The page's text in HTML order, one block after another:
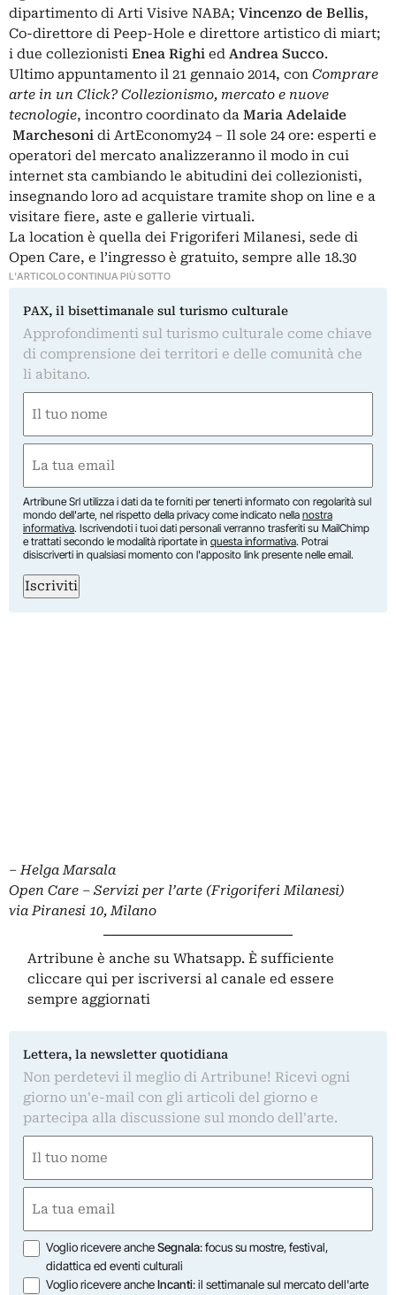
dipartimento di Arti Visive NABA; Vincenzo de Bellis,
Co-direttore di Peep-Hole e direttore artistico di miart;
i due collezionisti Enea Righi ed Andrea Succo.
Ultimo appuntamento il 21 gennaio 2014, con Comprare
arte in un Click? Collezionismo, mercato e nuove
tecnologie, incontro coordinato da Maria Adelaide
Marchesoni di ArtEconomy24 – Il sole 24 ore: esperti e
operatori del mercato analizzeranno il modo in cui
internet sta cambiando le abitudini dei collezionisti,
insegnando loro ad acquistare tramite shop on line e a
visitare fiere, aste e gallerie virtuali.
La location è quella dei Frigoriferi Milanesi, sede di
Open Care, e l’ingresso è gratuito, sempre alle 18.30
L'ARTICOLO CONTINUA PIÙ SOTTO
PAX, il bisettimanale sul turismo culturale
Approfondimenti sul turismo culturale come chiave
di comprensione dei territori e delle comunità che
li abitano.
(Obbligatorio)
(Obbligatorio)
Artribune Srl utilizza i dati da te forniti per tenerti informato con regolarità sul
mondo dell'arte, nel rispetto della privacy come indicato nella nostra
informativa. Iscrivendoti i tuoi dati personali verranno trasferiti su MailChimp
e trattati secondo le modalità riportate in questa informativa. Potrai
disiscriverti in qualsiasi momento con l'apposito link presente nelle email.
Iscriviti
– Helga Marsala
Open Care – Servizi per l’arte (Frigoriferi Milanesi)
via Piranesi 10, Milano
Artribune è anche su Whatsapp. È sufficiente
cliccare qui per iscriversi al canale ed essere
sempre aggiornati
Lettera, la newsletter quotidiana
Non perdetevi il meglio di Artribune! Ricevi ogni
giorno un'e-mail con gli articoli del giorno e
partecipa alla discussione sul mondo dell'arte.
(Obbligatorio)
(Obbligatorio)
Opzioni
Voglio ricevere ancheSegnala: focus su mostre, festival,
didattica ed eventi culturali
Voglio ricevere ancheIncanti: il settimanale sul mercato dell'arte